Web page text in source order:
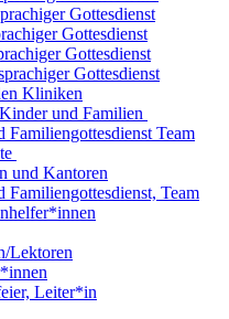
Gottesdienst
Gottesdienst
Gottesdienst
Gottesdienst
Kliniken
und Familien
Familiengottesdienst Team
und Kantoren
Familiengottesdienst, Team
Lektoren
Leiter*in